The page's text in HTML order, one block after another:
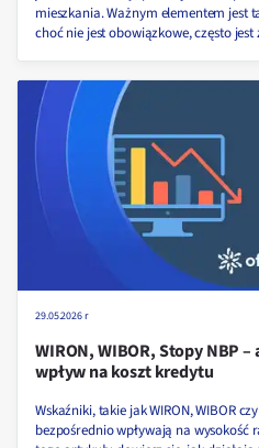
mieszkania. Ważnym elementem jest
choć nie jest obowiązkowe, często
29.05.2026 r
WIRON, WIBOR, Stopy NBP
wpływ na koszt kredytu
Wskaźniki, takie jak WIRON, WIBOR
bezpośrednio wpływają na wysokość